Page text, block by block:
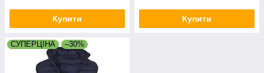
Купити Купити
СУПЕРЦІНА –30%